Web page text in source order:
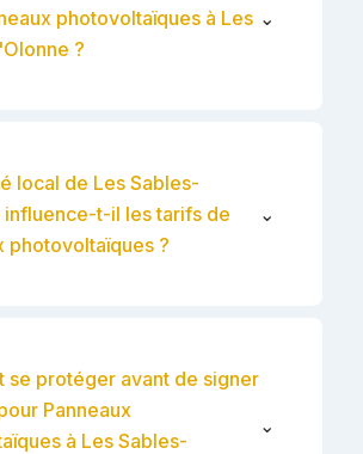
photovoltaïques à Les
?
⌄
local de Les Sables-
t-il les tarifs de
photovoltaïques ?
⌄
se protéger avant de signer
Panneaux
à Les Sables-
⌄